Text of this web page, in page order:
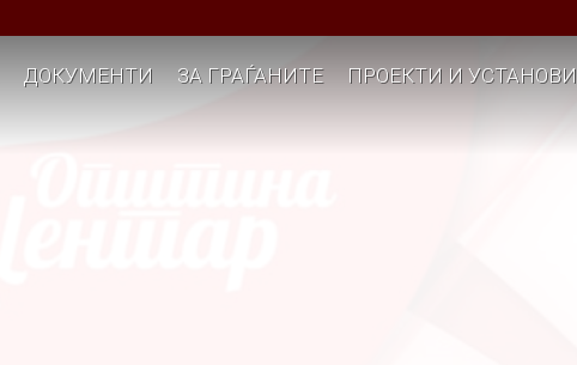
ДОКУМЕНТИ ЗА ГРАЃАНИТЕ ПРОЕКТИ И УСТАНОВИ